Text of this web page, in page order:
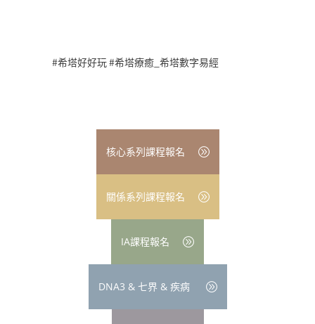
#希塔好好玩 #希塔療癒_希塔數字易經
核心系列課程報名
關係系列課程報名
IA課程報名
DNA3 & 七界 & 疾病